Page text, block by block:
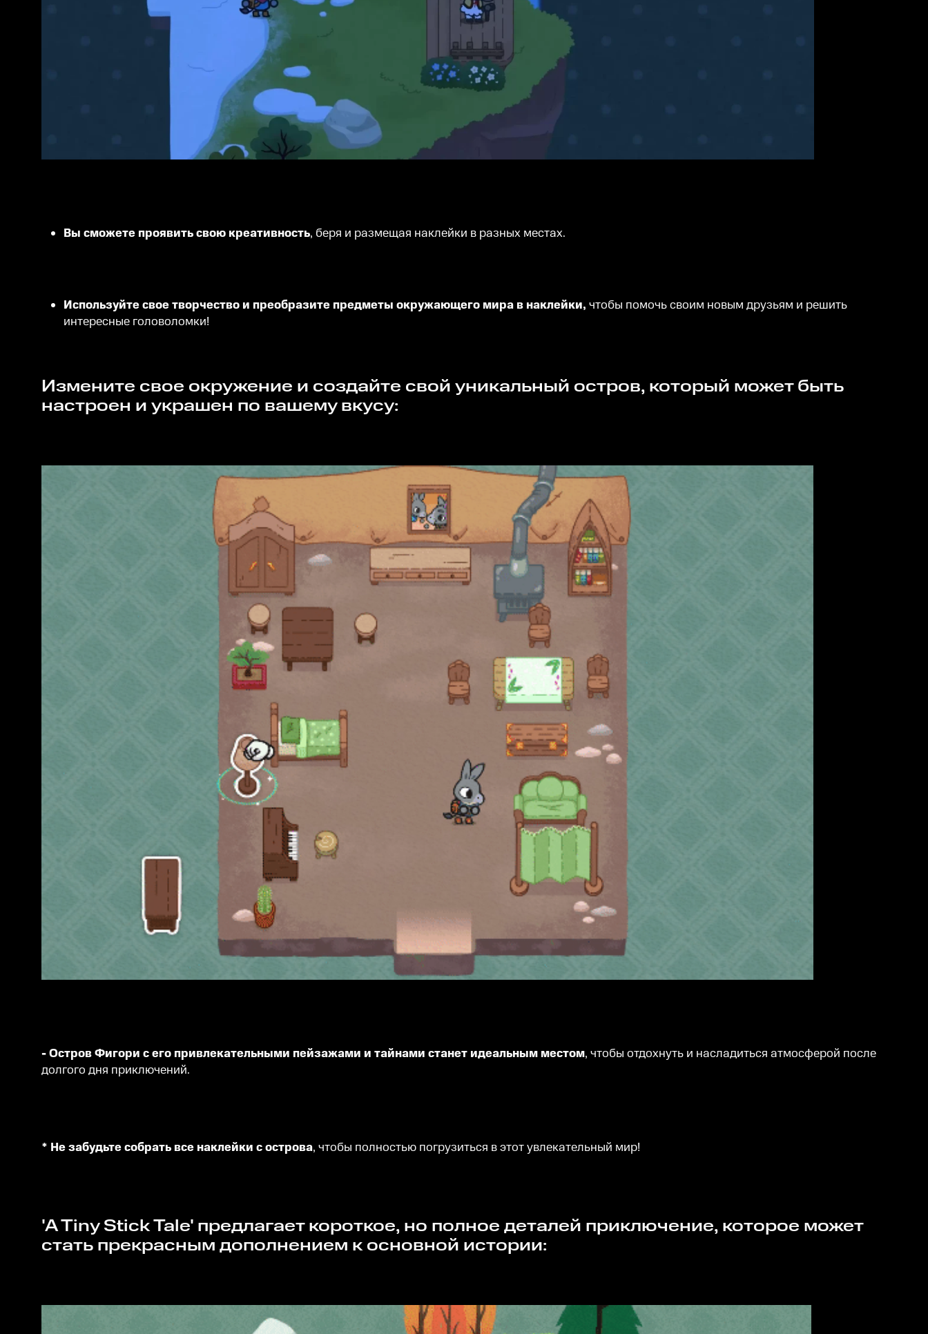
Вы сможете проявить свою креативность, беря и размещая наклейки в разных местах.
Используйте свое творчество и преобразите предметы окружающего мира в наклейки, чтобы помочь своим новым друзьям и решить
интересные головоломки!
Измените свое окружение и создайте свой уникальный остров, который может быть
настроен и украшен по вашему вкусу:
- Остров Фигори с его привлекательными пейзажами и тайнами станет идеальным местом, чтобы отдохнуть и насладиться атмосферой после
долгого дня приключений.
* Не забудьте собрать все наклейки с острова, чтобы полностью погрузиться в этот увлекательный мир!
'A Tiny Stick Tale' предлагает короткое, но полное деталей приключение, которое может
стать прекрасным дополнением к основной истории: